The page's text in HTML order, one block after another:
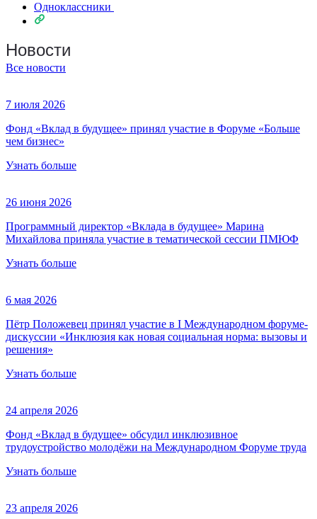
Одноклассники
Новости
Все новости
7 июля 2026
Фонд «Вклад в будущее» принял участие в Форуме «Больше
чем бизнес»
Узнать больше
26 июня 2026
Программный директор «Вклада в будущее» Марина
Михайлова приняла участие в тематической сессии ПМЮФ
Узнать больше
6 мая 2026
Пётр Положевец принял участие в I Международном форуме-
дискуссии «Инклюзия как новая социальная норма: вызовы и
решения»
Узнать больше
24 апреля 2026
Фонд «Вклад в будущее» обсудил инклюзивное
трудоустройство молодёжи на Международном Форуме труда
Узнать больше
23 апреля 2026